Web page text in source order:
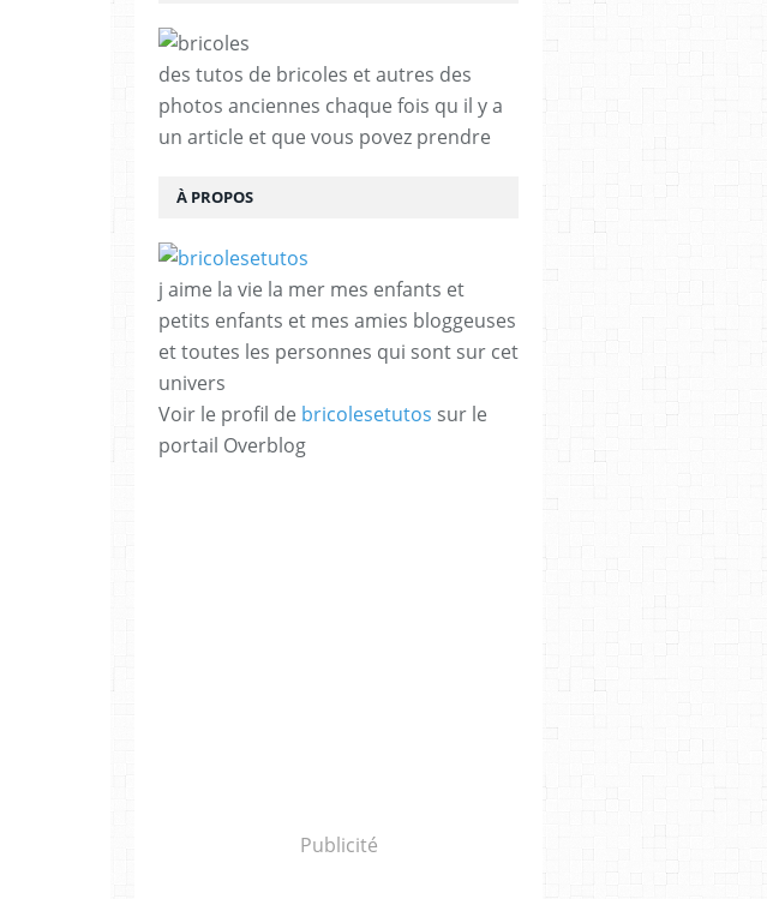
des tutos de bricoles et autres des
photos anciennes chaque fois qu il y a
un article et que vous povez prendre
À PROPOS
j aime la vie la mer mes enfants et
petits enfants et mes amies bloggeuses
et toutes les personnes qui sont sur cet
univers
Voir le profil de bricolesetutos sur le
portail Overblog
Publicité